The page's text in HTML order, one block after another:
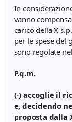
In
vanno
carico della X
per le spese del
sono regolate
P.q.m.
(-) accoglie il
e, decidendo
proposta dalla